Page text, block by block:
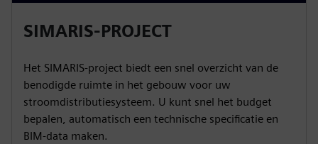
SIMARIS-PROJECT
Het SIMARIS-project biedt een snel overzicht van de
benodigde ruimte in het gebouw voor uw
stroomdistributiesysteem. U kunt snel het budget
bepalen, automatisch een technische specificatie en
BIM-data maken.